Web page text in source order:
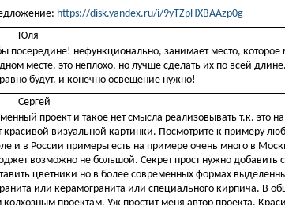
https://disk.yandex.ru/i/9yTZpHXBAAzp0g
Юля
посередине! нефункционально, занимает место,
месте. это неплохо, но лучше сделать их по всей
будут. и конечно освещение нужно!
Сергей
проект и такое нет смысла реализовывать т.к. это
визуальной картинки. Посмотрите к примеру
и в России примеры есть на примере очень много в
возможно не большой. Секрет прост нужно
цветники но в более современных формах
или керамогранита или специального кирпича. В